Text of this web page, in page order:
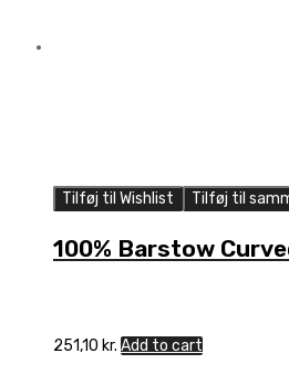
Tilføj til Wishlist Tilføj til
100% Barstow
251,10 kr. Add to cart